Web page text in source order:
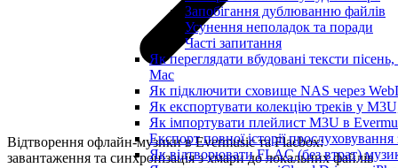
Запобігання дублюванню файлів
Усунення неполадок та поради
Часті запитання
Як переглядати вбудовані тексти
Mac
Як підключити сховище NAS через
Як експортувати колекцію треків у
Як імпортувати плейлист M3U в
Експорт повної історії
Як відтворювати FLAC (без втрат)
Відтворення офлайн-музики в Evermusic та Flacbox:
завантаження та синхронізація з хмари до локальних файлів